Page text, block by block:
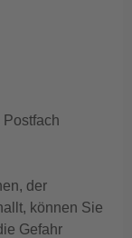
der
können Sie
Gefahr